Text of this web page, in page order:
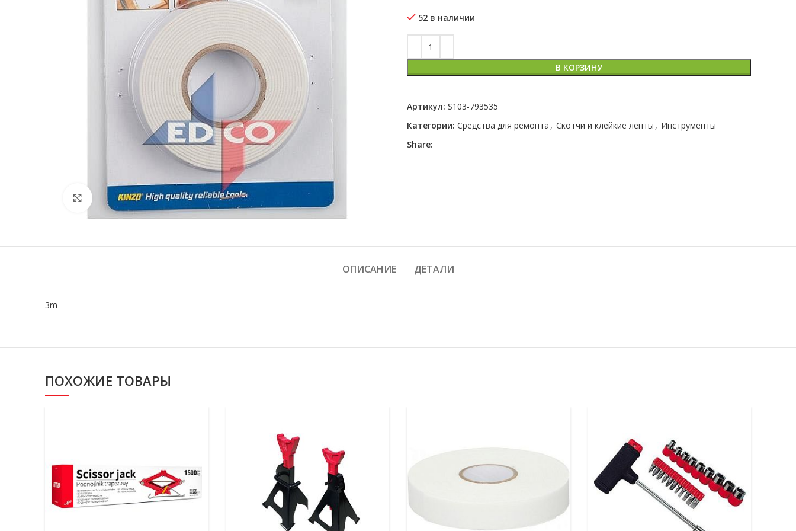
Увеличить
52 в наличии
В КОРЗИНУ
Артикул: S103-793535
Категории: Средства для ремонта , Скотчи и клейкие ленты , Инструменты
Share:
ОПИСАНИЕ ДЕТАЛИ
3m
ПОХОЖИЕ ТОВАРЫ